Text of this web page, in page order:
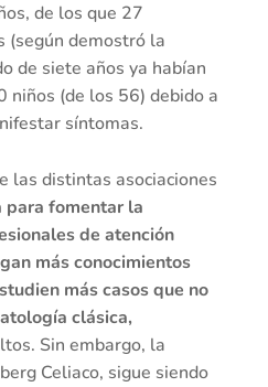
de los que 27
(según demostró la
de siete años ya habían
niños (de los 56) debido a
síntomas.
las distintas asociaciones
para fomentar la
de atención
más conocimientos
más casos que no
clásica,
Sin embargo, la
Celiaco, sigue siendo